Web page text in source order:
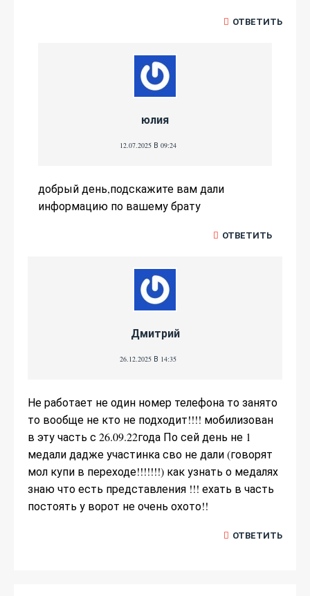
ОТВЕТИТЬ
юлия
12.07.2025 В 09:24
добрый день,подскажите вам дали
информацию по вашему брату
ОТВЕТИТЬ
Дмитрий
26.12.2025 В 14:35
Не работает не один номер телефона то занято
то вообще не кто не подходит!!!! мобилизован
в эту часть с 26.09.22года По сей день не 1
медали дадже участинка сво не дали (говорят
мол купи в переходе!!!!!!!) как узнать о медалях
знаю что есть представления !!! ехать в часть
постоять у ворот не очень охото!!
ОТВЕТИТЬ